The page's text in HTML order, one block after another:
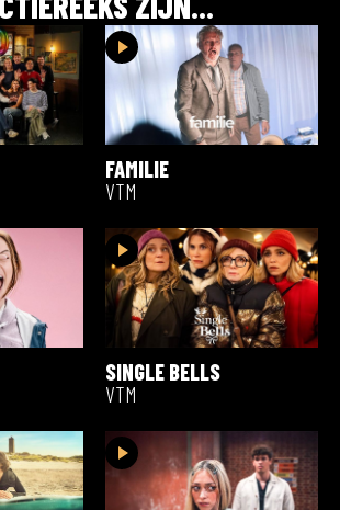
FAMILIE
VTM
SINGLE BELLS
VTM